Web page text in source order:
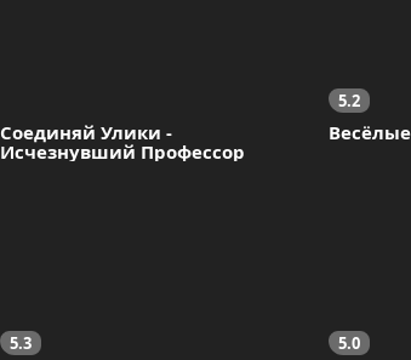
Соединяй Улики -
Исчезнувший Профессор
5.2
5.3 5.0